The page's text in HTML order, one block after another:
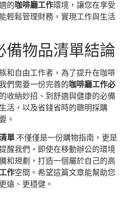
的咖啡廳工作環境，讓您在享受
輕鬆管理財務，實現工作與生活
備物品清單結論
和自由工作者，為了提升在咖啡
們需要一份完善的咖啡廳工作必
收納妙招、到舒適與健康的必備
活，以及省錢省時的聰明採購
。
單 不僅僅是一份購物指南，更是
醒我們，即使在移動辦公的環境
和規劃，打造一個屬於自己的高
作空間。希望這篇文章能幫助您
遠、更穩健。